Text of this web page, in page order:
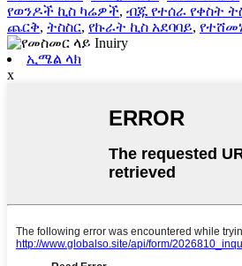
የወንዶች ኪስ ካሬዎች, ብጁ የተሰራ የቀስት
ጨርቅ, ትስስር, የኩራት ኪስ አደባባይ,
ኢሜል ላክ
x